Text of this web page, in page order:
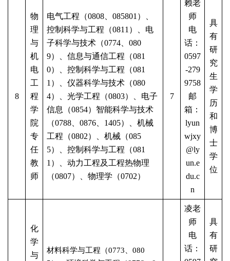
8
物
理
与
机
电
工
程
学
院
专
任
教
师
电气工程（0808、085801）、
控制科学与工程（0811）、电
子科学与技术（0774、080
9）、信息与通信工程（081
0）、控制科学与工程（081
1）、仪器科学与技术（080
4）、光学工程（0803）、电子
信息（0854）智能科学与技术
（0788、0876、1405）、机械
工程（0802）、机械（085
5）、控制科学与工程（081
1）、动力工程及工程热物理
（0807）、物理学（0702）
7
赖老
师
电
话：
0597
-279
9758
邮
箱：
lyun
wjxy
@ly
un.e
du.c
n
具
有
研
究
生
学
历
和
博
士
学
位
化
学
与
材料科学与工程（0773
080
凌老
师
电
话：
具
有
研